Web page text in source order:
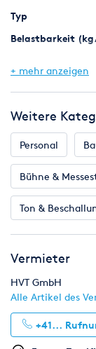
Typ
Belastbarkeit
+ mehr anzeigen
Weitere
Personal
Bühne &
Ton &
Vermieter
HVT GmbH
Alle Artikel des
+41...